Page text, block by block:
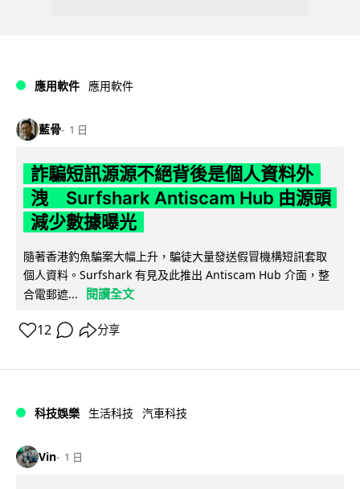
應用軟件 應用軟件
藍骨 1 日
詐騙短訊源源不絕背後是個人資料外
洩 Surfshark Antiscam Hub 由源頭
減少數據曝光
隨著香港釣魚騙案大幅上升，騙徒大量發送假冒機構短訊套取
個人資料。Surfshark 有見及此推出 Antiscam Hub 介面，整
合電郵遮...
閱讀全文
12 分享
科技娛樂 生活科技 汽車科技
Vin 1 日